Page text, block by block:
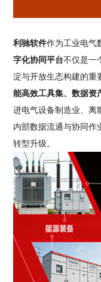
利驰软件作为工业电气
字化协同平台不仅是一
淀与开放生态构建的重
能高效工具集、数据资
进电气设备制造业、离
内部数据流通与协同作
转型升级。